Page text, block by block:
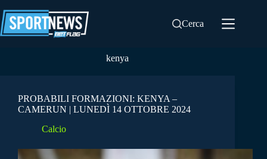
al
contenuto
Cerca
kenya
PROBABILI FORMAZIONI: KENYA –
CAMERUN | LUNEDÌ 14 OTTOBRE 2024
Calcio